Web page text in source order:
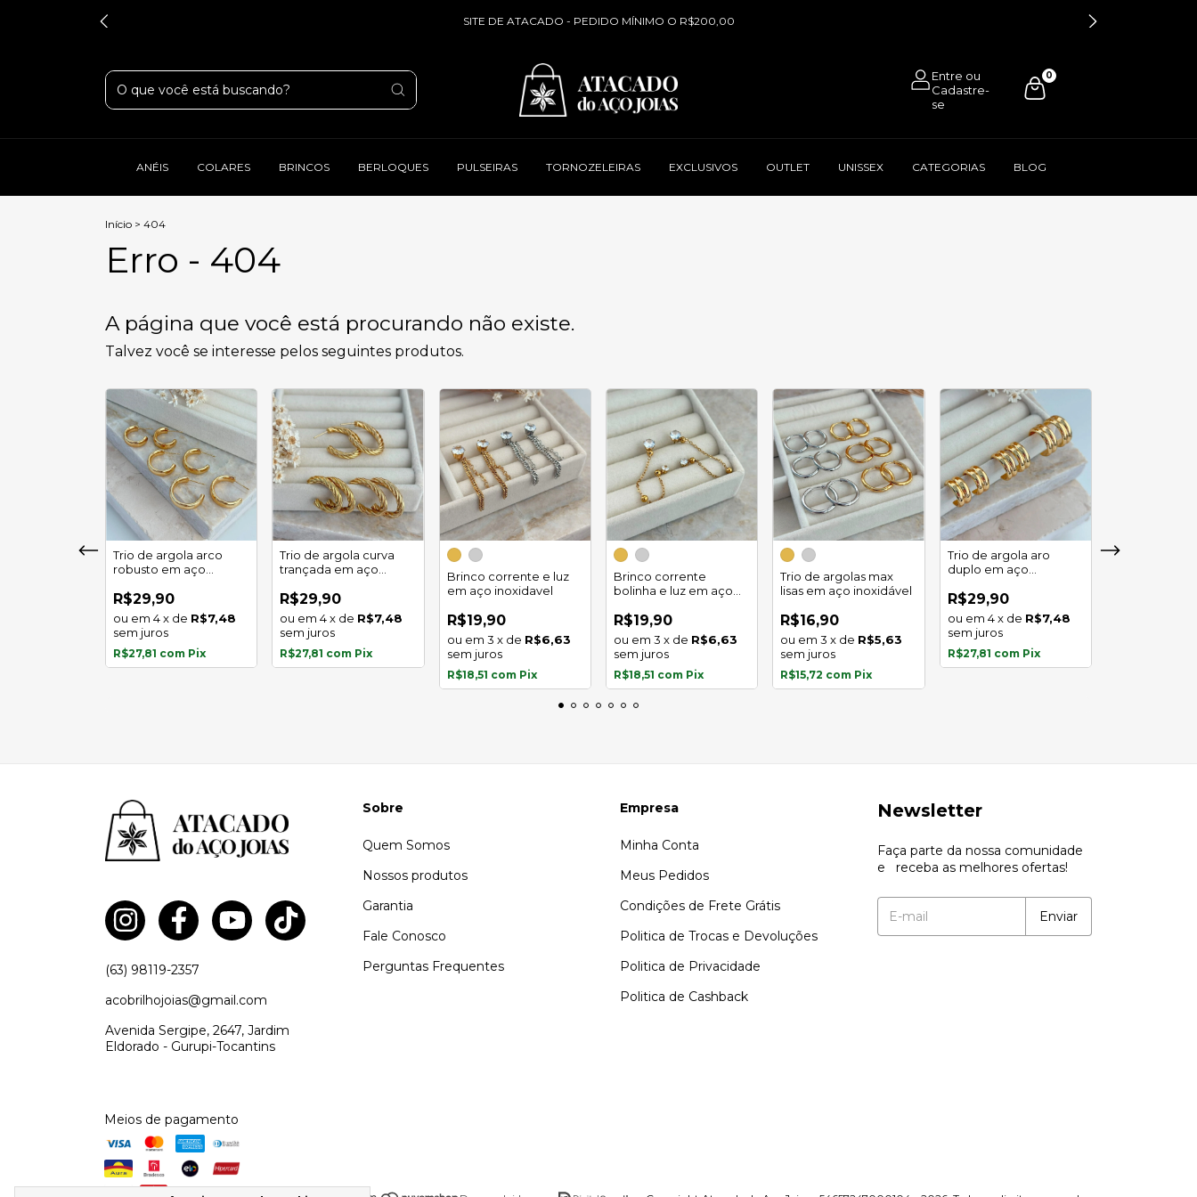
SITE DE ATACADO - PEDIDO MÍNIMO O R$200,00
0
ANÉIS COLARES BRINCOS BERLOQUES PULSEIRAS TORNOZELEIRAS EXCLUSIVOS OUTLET UNISSEX CATEGORIAS BLOG
Início > 404
Erro - 404
A página que você está procurando não existe.
Talvez você se interesse pelos seguintes produtos.
Trio de argola arco
robusto em aço
R$29,90
4x de R$7,48
sem juros
R$27,81 com Pix
Trio de argola curva
trançada em aço
R$29,90
4 x de R$7,48
sem juros
R$27,81 com Pix
Brinco corrente e luz
em aço inoxidavel
R$19,90
3 x de R$6,63
sem juros
R$18,51 com Pix
Brinco corrente
bolinha e luz em aço
R$19,90
3 x de R$6,63
sem juros
R$18,51 com Pix
Trio de argolas max
lisas em aço inoxidável
R$16,90
3 x de R$5,63
sem juros
R$15,72 com Pix
Trio de argola aro
duplo em aço
R$29,90
4 x de R$7,48
sem juros
R$27,81 com Pix
(63) 98119-2357
acobrilhojoias@gmail.com
Avenida Sergipe, 2647, Jardim
Eldorado - Gurupi-Tocantins
Sobre
Quem Somos
Nossos produtos
Garantia
Fale Conosco
Perguntas Frequentes
Empresa
Minha Conta
Meus Pedidos
Condições de Frete Grátis
Politica de Trocas e Devoluções
Politica de Privacidade
Politica de Cashback
Newsletter
Faça parte da nossa comunidade
e receba as melhores ofertas!
Meios de pagamento